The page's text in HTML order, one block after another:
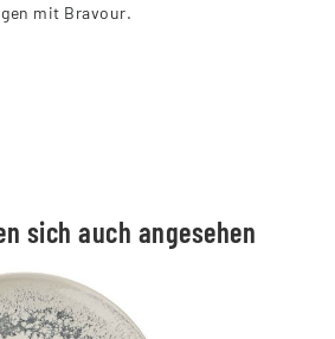
mit Bravour.
sich auch angesehen